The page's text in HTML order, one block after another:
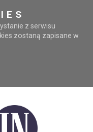
z serwisu
zostaną zapisane w